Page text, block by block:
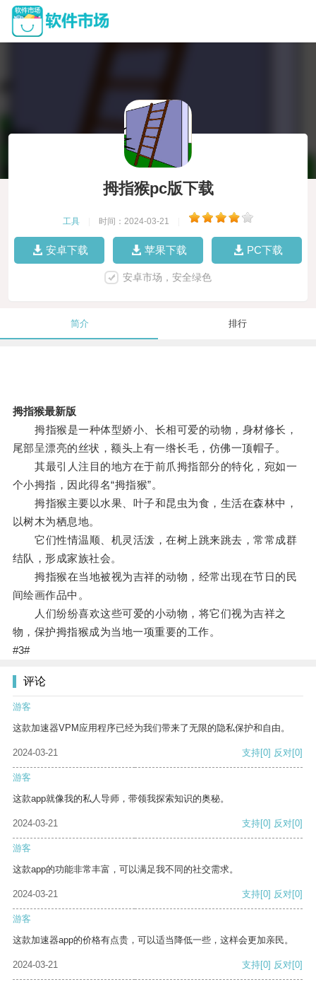
拇指猴pc版下载
工具 时间：2024-03-21
安卓下载 苹果下载 PC下载
安卓市场，安全绿色
简介 排行
拇指猴最新版
拇指猴是一种体型娇小、长相可爱的动物，身材修长，
尾部呈漂亮的丝状，额头上有一绺长毛，仿佛一顶帽子。
其最引人注目的地方在于前爪拇指部分的特化，宛如一
个小拇指，因此得名“拇指猴”。
拇指猴主要以水果、叶子和昆虫为食，生活在森林中，
以树木为栖息地。
它们性情温顺、机灵活泼，在树上跳来跳去，常常成群
结队，形成家族社会。
拇指猴在当地被视为吉祥的动物，经常出现在节日的民
间绘画作品中。
人们纷纷喜欢这些可爱的小动物，将它们视为吉祥之
物，保护拇指猴成为当地一项重要的工作。
#3#
评论
游客
这款加速器VPM应用程序已经为我们带来了无限的隐私保护和自由。
2024-03-21 支持[0] 反对[0]
游客
这款app就像我的私人导师，带领我探索知识的奥秘。
2024-03-21 支持[0] 反对[0]
游客
这款app的功能非常丰富，可以满足我不同的社交需求。
2024-03-21 支持[0] 反对[0]
游客
这款加速器app的价格有点贵，可以适当降低一些，这样会更加亲民。
2024-03-21 支持[0] 反对[0]